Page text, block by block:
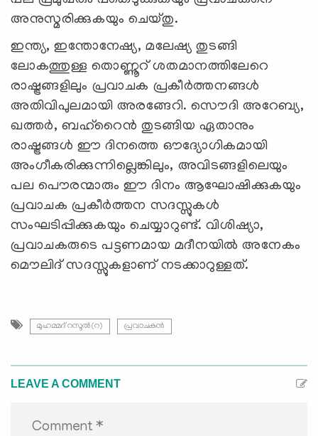
അനുസ്മരിക്കുകയും ചെയ്തു.
ഇന്ത്യ, ഇന്തോനേഷ്യ, മലേഷ്യ തുടങ്ങി
ലോകത്തുള്ള തൊണ്ണൂറ് ശതമാനത്തിലേറെ
രാഷ്ട്രങ്ങളിലും പ്രവാചക പ്രകീര്‍ത്തനങ്ങള്‍
അതിവിപുലമായി അരങ്ങേറി. സൌദി അറേബ്യ,
ഖത്തര്‍, ബഹ്റൈന്‍ തുടങ്ങിയ ഏതാനും
രാഷ്ട്രങ്ങള്‍ ഈ ദിനത്തെ ഔദ്യോഗികമായി
അംഗീകരിക്കുന്നില്ലെങ്കിലും, അവിടങ്ങളിലെയും
പല പൌരന്മാരും ഈ ദിനം ആഘോഷിക്കുകയും
പ്രവാചക പ്രകീര്‍ത്തന സദസ്സുകള്‍
സംഘടിപ്പിക്കുകയും ചെയ്യാറുണ്ട്. വിശിഷ്യാ,
പ്രവാചകരുടെ പട്ടണമായ മദീനയില്‍ അനേകം
മൌലിദ് സദസ്സുകളാണ് നടക്കാറുള്ളത്.
മുഹമ്മദ് റസൂൽ(റ) പ്രവാചകൻ
LEAVE A COMMENT
Comment *